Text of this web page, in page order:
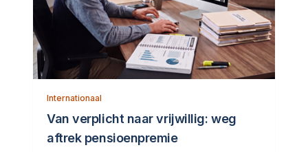
Internationaal
Van verplicht naar vrijwillig: weg
aftrek pensioenpremie